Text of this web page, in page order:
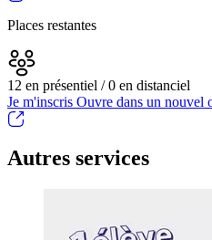
Places restantes
12 en présentiel / 0 en distanciel
Je m'inscris Ouvre dans un nouvel
Autres services